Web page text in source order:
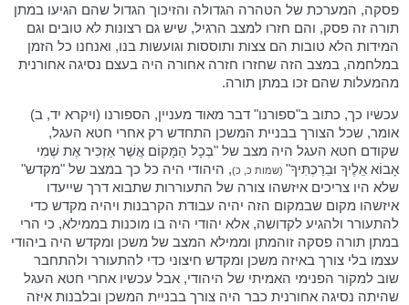
פסקה, המערכת של הטהרה הגדולה והזיכוך הגדול שהם הגיעו במתן
תורה זה פסק, והם חזרו למצב הרגיל, שיש גם רצונות לא טובים וגם
המידות הלא טובות הם צצות ותוססות וגועשות בנו, ואנחנו כל הזמן
במלחמה, במצב הזה שחזרו חזרה אחורה היה בעצם נסיגה אחורנית
מהמעלות שהם זכו במתן תורה.
עכשיו כך, כתוב ב"ספורנו" דבר מאוד מעניין, הספורנו (ויקרא יד, ב)
אומר, שכל הצורך בבניית המשכן התחדש רק אחרי חטא העגל,
שקודם חטא העגל היה מצב של "בְּכָל הַמָּקוֹם אֲשֶׁר אַזְכִּיר אֶת שְׁמִי
אָבוֹא אֵלֶיךָ וּבֵרַכְתִּיךָ" (שמות כ, כ), היהודי היה כל כך במצב של "מקדש"
שלא היו צריכים איזשהו צורה של התעוררות שתבוא דרך שייעדו
איזשהו מקום שבמקום הזה יהיה עבודת הקרבנות ויהיה מקדש כדי
להתעורר ולהגיע לקדושה, אלא יהודי היה בו מוכנות בממילא, כי הרי
במתן תורה פסקה זוהמתן וממילא המצב של משכן ומקדש היה ביהודי
עצמו בלי צורך באיזה משכן ומקדש חיצוני כדי להתעורר ולהתחבר
שוב למקור הפנימי האמיתי של היהודי, אבל עכשיו אחרי חטא העגל
שהיתה נסיגה אחורנית כבר היה צורך בבניית המשכן ובלבנות איזה